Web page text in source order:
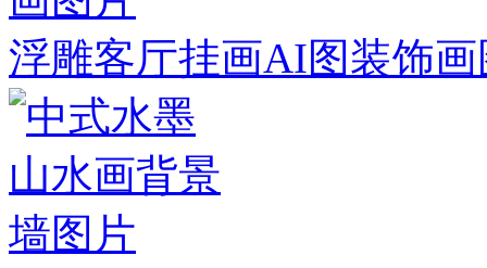
浮雕客厅挂画AI图装饰画